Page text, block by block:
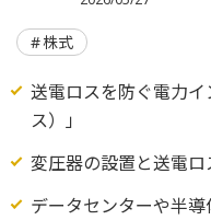
株式
送電ロスを防ぐ電力
ス）」
変圧器の設置と送電
データセンターや半